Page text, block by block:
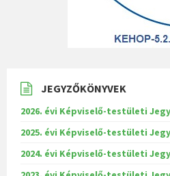
JEGYZŐKÖNYVEK
2026. évi Képviselő-testületi
2025. évi Képviselő-testületi
2024. évi Képviselő-testületi